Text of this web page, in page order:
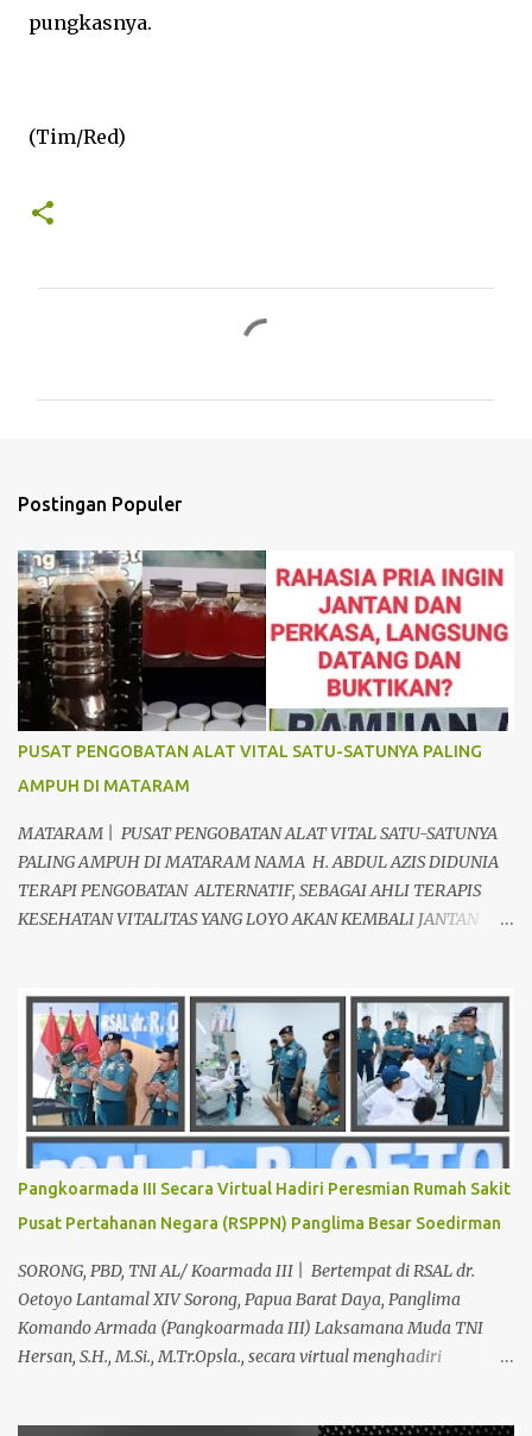
pungkasnya.
(Tim/Red)
r
Postingan Populer
PUSAT PENGOBATAN ALAT VITAL SATU-SATUNYA PALING
AMPUH DI MATARAM
MATARAM | PUSAT PENGOBATAN ALAT VITAL SATU-SATUNYA
PALING AMPUH DI MATARAM NAMA H. ABDUL AZIS DIDUNIA
TERAPI PENGOBATAN ALTERNATIF, SEBAGAI AHLI TERAPIS
KESEHATAN VITALITAS YANG LOYO AKAN KEMBALI JANTAN
Prakteknya Yang sudah menyebar diseluruh daerah di Indonesia
Sangat Dibutuhkan di Mata Warga Membuat Pengobatan
Keperkasaan Pria, H. Abdul Azis sangat direkomendasikan. ANDA
INGIN MENCARI PENGOBATAN KEPERKASAAN Paling Ampuh Di
Kota Terdekat Di Mataram,? Kami Solusinya Jituh Ampuh , Tepat
Serta Dengan Waktu Yang Cepat Untuk Menyembuhkan Berbagai
keluhan Alat Vital Yang Anda Derita Atau Kurang Percaya Diri.
Pilih Salah Satu Keahlian Nya Sebab Pengobatan TRADISIONAL
Kami Memberikan Solusi Untuk Keharmonisan Rumah Tangga
Yang Benar-benar Manjur Khasiatnya, Dan Bertanggung Jawab
Serta Bergaransi.? Kali ini, H. Abdul Azis Hadir Di Pro...
Pangkoarmada III Secara Virtual Hadiri Peresmian Rumah Sakit
Pusat Pertahanan Negara (RSPPN) Panglima Besar Soedirman
SORONG, PBD, TNI AL/ Koarmada III | Bertempat di RSAL dr.
Oetoyo Lantamal XIV Sorong, Papua Barat Daya, Panglima
Komando Armada (Pangkoarmada III) Laksamana Muda TNI
Hersan, S.H., M.Si., M.Tr.Opsla., secara virtual menghadiri